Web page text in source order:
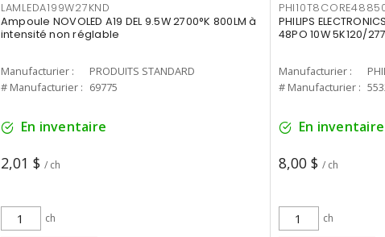
LAMLEDA199W27KND
Ampoule NOVOLED A19 DEL 9.5W 2700°K 800LM à
intensité non réglable
Manufacturier :
PRODUITS STANDARD
# Manufacturier : 69775
En inventaire
2,01 $ / ch
ch
PHILIPS
48PO 10W 5K120/
Manufacturier :
# Manufacturier :
En inventaire
8,00 $ / ch
ch